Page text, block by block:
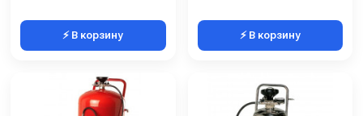
⚡ В корзину ⚡ В корзину